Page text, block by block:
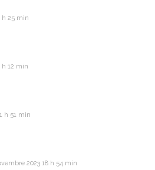
h 25 min
h 12 min
h 51 min
2023 18 h 54 min